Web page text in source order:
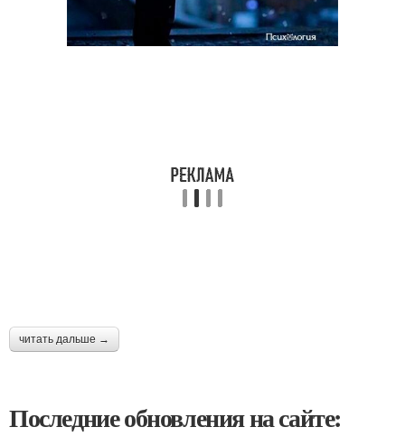
читать дальше →
Последние обновления на сайте: